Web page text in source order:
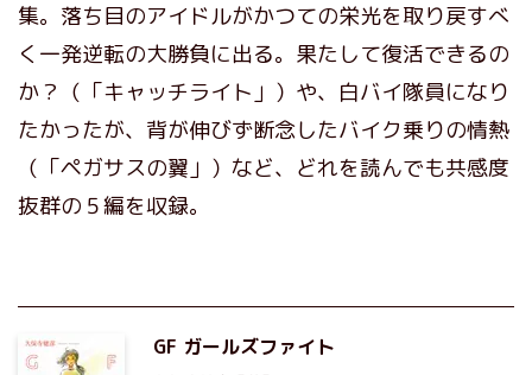
集。落ち目のアイドルがかつての栄光を取り戻すべ
く一発逆転の大勝負に出る。果たして復活できるの
か？（「キャッチライト」）や、白バイ隊員になり
たかったが、背が伸びず断念したバイク乗りの情熱
（「ペガサスの翼」）など、どれを読んでも共感度
抜群の５編を収録。
GF ガールズファイト